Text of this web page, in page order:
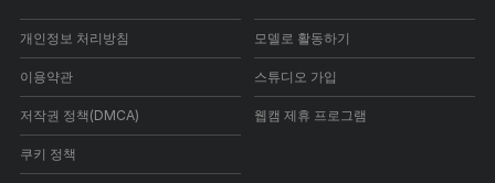
개인정보 처리방침
이용약관
저작권 정책(DMCA)
쿠키 정책
모델로 활동하기
스튜디오 가입
웹캠 제휴 프로그램